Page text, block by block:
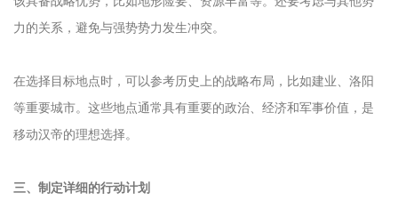
力的关系，避免与强势势力发生冲突。
在选择目标地点时，可以参考历史上的战略布局，比如建业、洛阳
等重要城市。这些地点通常具有重要的政治、经济和军事价值，是
移动汉帝的理想选择。
三、制定详细的行动计划